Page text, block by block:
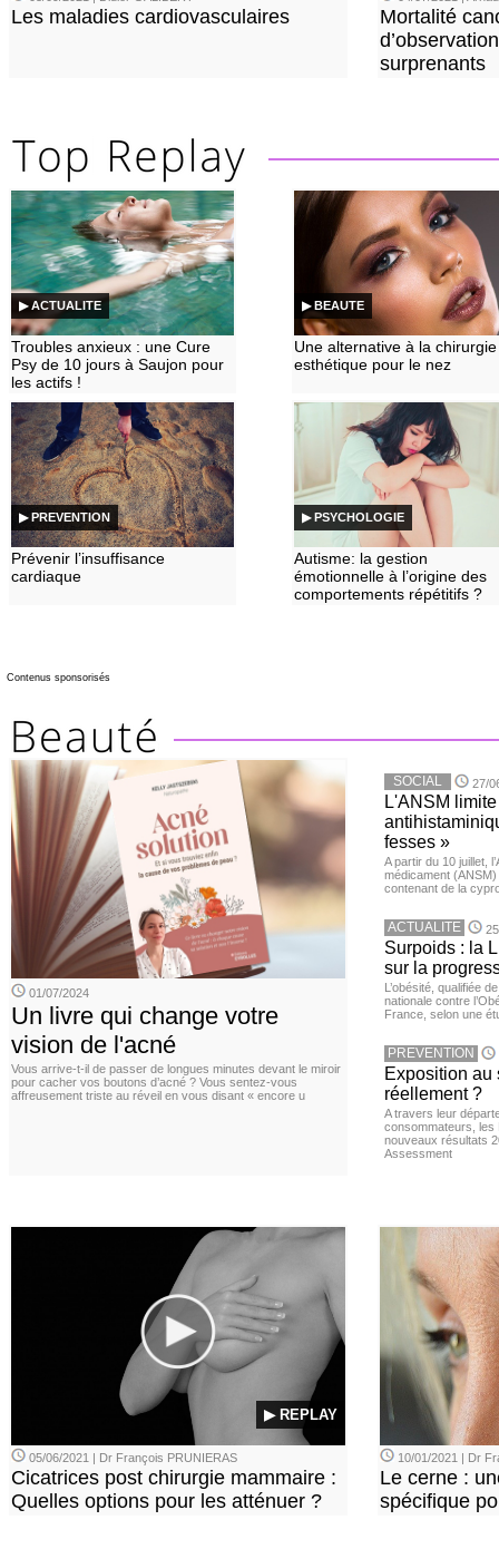
Les maladies cardiovasculaires
Mortalité
surprenants
▶ ACTUALITE
Troubles anxieux : une Cure
Psy de 10 jours à Saujon pour
les actifs !
▶ BEAUTE
Une alternative à la chirurgie
esthétique pour le nez
▶ PREVENTION
Prévenir l’insuffisance
cardiaque
▶ PSYCHOLOGIE
Autisme: la gestion
émotionnelle à l’origine des
comportements répétitifs ?
Contenus sponsorisés
01/07/2024
Un livre qui change votre
vision de l'acné
Vous arrive-t-il de passer de longues minutes devant le miroir
pour cacher vos boutons d’acné ? Vous sentez-vous
affreusement triste au réveil en vous disant « encore u
SOCIAL 27/
L'ANSM
fesses »
A partir du 10 juillet,
médicament
contenant de la
ACTUALITE
Surpoids : la
sur la
L’obésité, qualifiée
nationale contre
France, selon une
PREVENTION
Exposition au
réellement ?
A travers leur
consommateurs, les
nouveaux résultats
Assessment
▶ REPLAY
05/06/2021 | Dr François PRUNIERAS
Cicatrices post chirurgie mammaire :
Quelles options pour les atténuer ?
10/01/2021 | Dr
Le cerne :
spécifique